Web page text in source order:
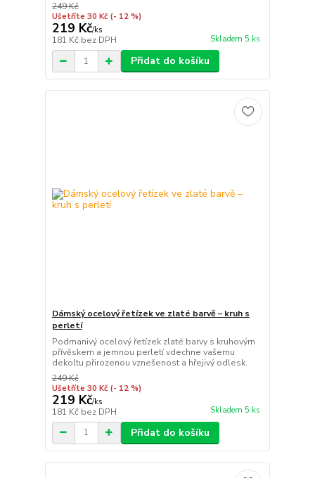
249 Kč
Ušetříte 30 Kč (- 12 %)
219 Kč/ks
181 Kč bez DPH Skladem 5 ks
Přidat do košíku
Dámský ocelový řetízek ve zlaté barvě – kruh s
perletí
Podmanivý ocelový řetízek zlaté barvy s kruhovým
přívěskem a jemnou perletí vdechne vašemu
dekoltu přirozenou vznešenost a hřejivý odlesk.
249 Kč
Ušetříte 30 Kč (- 12 %)
219 Kč/ks
181 Kč bez DPH Skladem 5 ks
Přidat do košíku